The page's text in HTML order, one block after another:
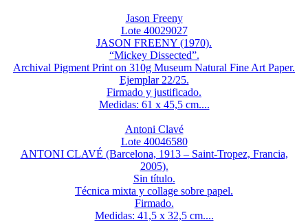
Jason Freeny
Lote 40029027
JASON FREENY (1970).
“Mickey Dissected”.
Archival Pigment Print on 310g Museum Natural Fine Art Paper.
Ejemplar 22/25.
Firmado y justificado.
Medidas: 61 x 45,5 cm....
Antoni Clavé
Lote 40046580
ANTONI CLAVÉ (Barcelona, 1913 – Saint-Tropez, Francia,
2005).
Sin título.
Técnica mixta y collage sobre papel.
Firmado.
Medidas: 41,5 x 32,5 cm....